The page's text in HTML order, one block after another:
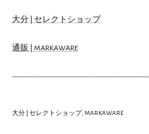
大分 | セレクトショップ
通販 | MARKAWARE
大分 | セレクトショップ MARKAWARE